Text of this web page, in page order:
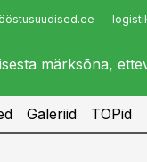
Galeriid TOPid